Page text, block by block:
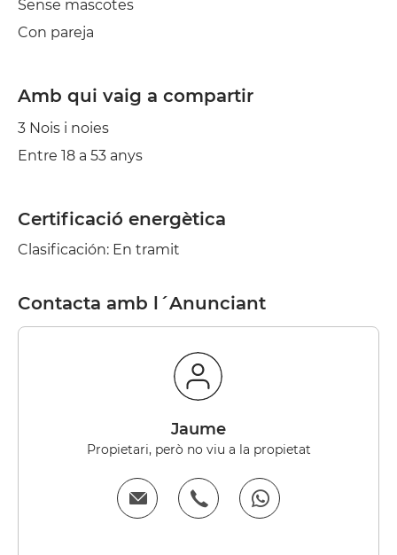
Sense mascotes
Con pareja
Amb qui vaig a compartir
3 Nois i noies
Entre 18 a 53 anys
Certificació energètica
Clasificación: En tramit
Contacta amb l´Anunciant
Jaume
Propietari, però no viu a la propietat